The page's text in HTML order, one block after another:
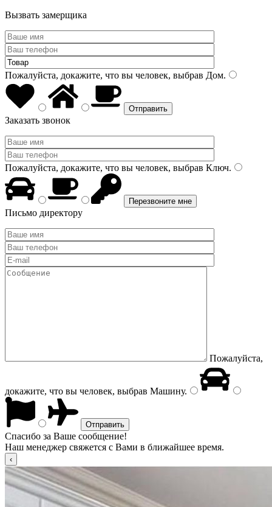
Вызвать замерщика
Пожалуйста, докажите, что вы человек, выбрав Дом.
Заказать звонок
Пожалуйста, докажите, что вы человек, выбрав Ключ.
Письмо директору
Пожалуйста,
докажите, что вы человек, выбрав Машину.
Спасибо за Ваше сообщение!
Наш менеджер свяжется с Вами в ближайшее время.